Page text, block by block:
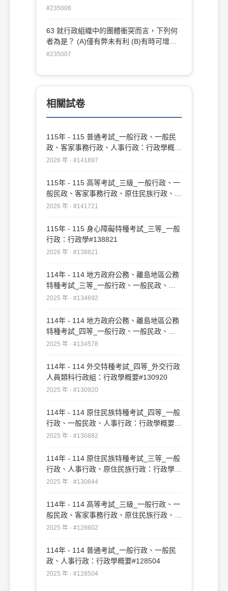
人衝突
#235006
63 就行政組織中的團體衝突而言，下列何
者為是？ (A)僅有弊未有利 (B)有時可增強
團體意識 (C)純因法規不良引起 (D)為目標
#235007
相關試卷
115年 - 115 普通考試_一般行政、一般民
政、客家事務行政、人事行政：行政學概要
#141897
2026 年 · #141897
115年 - 115 高等考試_三級_一般行政、一
般民政、客家事務行政、原住民族行政、人
事行政、法律廉政：行政學#141721
2026 年 · #141721
115年 - 115 身心障礙特種考試_三等_一般
行政：行政學#138821
2026 年 · #138821
114年 - 114 地方政府公務、離島地區公務
特種考試_三等_一般行政、一般民政、原
住民族行政、人事行政、法律廉政：行政學
2025 年 · #134692
114年 - 114 地方政府公務、離島地區公務
特種考試_四等_一般行政、一般民政、客
家事務行政、人事行政：行政學概要
2025 年 · #134578
114年 - 114 外交特種考試_四等_外交行政
人員類科行政組：行政學概要#130920
2025 年 · #130920
114年 - 114 原住民族特種考試_四等_一般
行政、一般民政、人事行政：行政學概要
#130882
2025 年 · #130882
114年 - 114 原住民族特種考試_三等_一般
行政、人事行政、原住民族行政：行政學
#130844
2025 年 · #130844
114年 - 114 高等考試_三級_一般行政、一
般民政、客家事務行政、原住民族行政、人
事行政、法律廉政：行政學#128602
2025 年 · #128602
114年 - 114 普通考試_一般行政、一般民
政、人事行政：行政學概要#128504
2025 年 · #128504